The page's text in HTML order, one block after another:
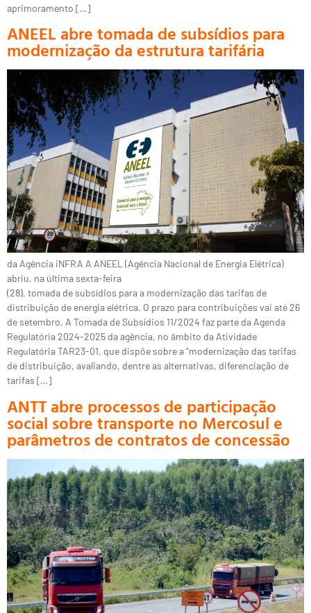
aprimoramento […]
ANEEL abre tomada de subsídios para
modernização da estrutura tarifária
da Agência iNFRA A ANEEL (Agência Nacional de Energia Elétrica)
abriu, na última sexta-feira
(28), tomada de subsídios para a modernização das tarifas de
distribuição de energia elétrica. O prazo para contribuições vai até 26
de setembro. A Tomada de Subsídios 11/2024 faz parte da Agenda
Regulatória 2024-2025 da agência, no âmbito da Atividade
Regulatória TAR23-01, que dispõe sobre a “modernização das tarifas
de distribuição, avaliando, dentre as alternativas, diferenciação de
tarifas […]
ANTT abre processos de participação
social sobre transporte no Mercosul e
parâmetros de contratos de concessão